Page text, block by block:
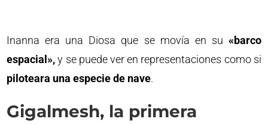
Inanna era una Diosa que se movía en su «barco
espacial»,y se puede ver en representaciones como si
piloteara una especie de nave.
Gigalmesh, la primera